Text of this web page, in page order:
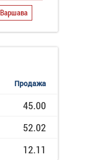
Варшава
Продажа
45.00
52.02
12.11